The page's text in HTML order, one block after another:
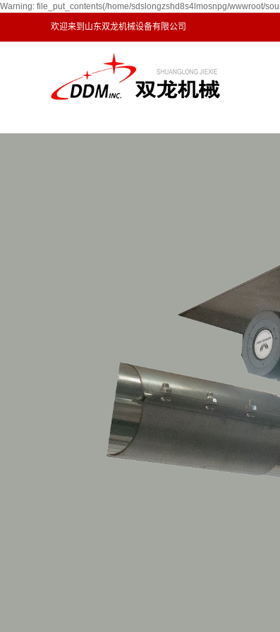
Warning: file_put_contents(/home/sdslongzshd8s4lmosnpg/wwwroot/
欢迎来到山东双龙机械设备有限公司